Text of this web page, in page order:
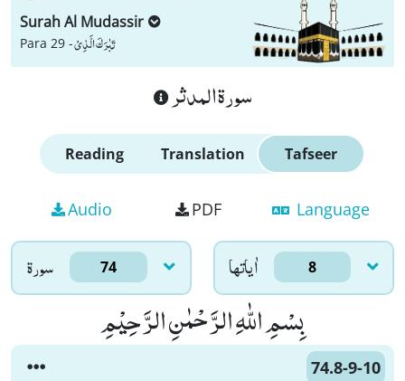
Surah Al Mudassir
Para 29 -تَبٰرَكَ الَّذِیْ
سورة المدثر
Reading Translation Tafseer
Audio PDF Language
سورۃ 74 اٰياتها 8
بِسْمِ اللّٰهِ الرَّحْمٰنِ الرَّحِیْمِ
74.8-9-10